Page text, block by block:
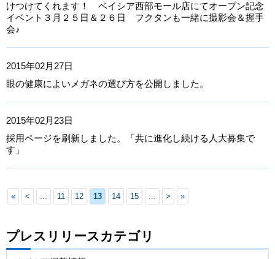
けつけてくれます！ ベイシア西部モール店にてオープン記念
イベント３月２５日＆２６日 フクタンも一緒に撮影会＆握手
会♪
2015年02月27日
眼の健康によいメガネの選び方を公開しました。
2015年02月23日
採用ページを刷新しました。「共に進化し続ける人大募集で
す」
« < ... 11 12 13 14 15 ... > »
プレスリリースカテゴリ